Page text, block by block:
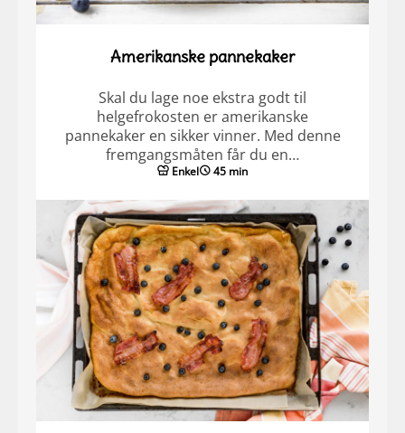
Amerikanske pannekaker
Skal du lage noe ekstra godt til
helgefrokosten er amerikanske
pannekaker en sikker vinner. Med denne
fremgangsmåten får du en…
Enkel 45 min